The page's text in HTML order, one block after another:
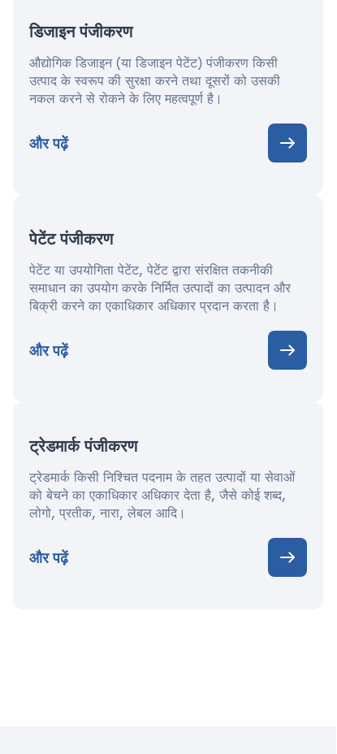
डिजाइन पंजीकरण
औद्योगिक डिजाइन (या डिजाइन पेटेंट) पंजीकरण किसी
उत्पाद के स्वरूप की सुरक्षा करने तथा दूसरों को उसकी
नकल करने से रोकने के लिए महत्वपूर्ण है।
और पढ़ें
पेटेंट पंजीकरण
पेटेंट या उपयोगिता पेटेंट, पेटेंट द्वारा संरक्षित तकनीकी
समाधान का उपयोग करके निर्मित उत्पादों का उत्पादन और
बिक्री करने का एकाधिकार अधिकार प्रदान करता है।
और पढ़ें
ट्रेडमार्क पंजीकरण
ट्रेडमार्क किसी निश्चित पदनाम के तहत उत्पादों या सेवाओं
को बेचने का एकाधिकार अधिकार देता है, जैसे कोई शब्द,
लोगो, प्रतीक, नारा, लेबल आदि।
और पढ़ें